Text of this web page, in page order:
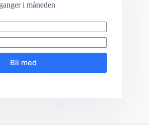
i måneden
Bli med